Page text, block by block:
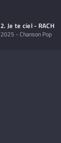
2. Je te ciel - RACH
2025 - Chanson Pop